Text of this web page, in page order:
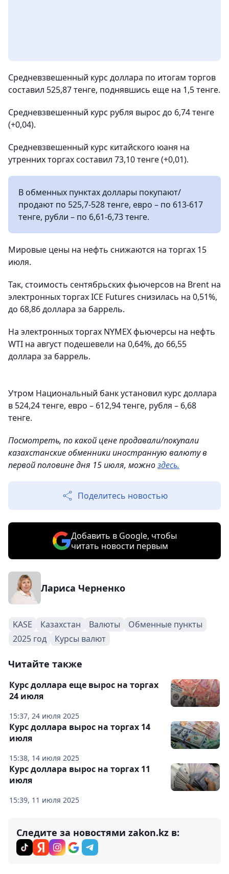
Средневзвешенный курс доллара по итогам торгов
составил 525,87 тенге, поднявшись еще на 1,5 тенге.
Средневзвешенный курс рубля вырос до 6,74 тенге
(+0,04).
Средневзвешенный курс китайского юаня на
утренних торгах составил 73,10 тенге (+0,01).
В обменных пунктах доллары покупают/
продают по 525,7-528 тенге, евро – по 613-617
тенге, рубли – по 6,61-6,73 тенге.
Мировые цены на нефть снижаются на торгах 15
июля.
Так, стоимость сентябрьских фьючерсов на Brent на
электронных торгах ICE Futures снизилась на 0,51%,
до 68,86 доллара за баррель.
На электронных торгах NYMEX фьючерсы на нефть
WTI на август подешевели на 0,64%, до 66,55
доллара за баррель.
Утром Национальный банк установил курс доллара
в 524,24 тенге, евро – 612,94 тенге, рубля – 6,68
тенге.
Посмотреть, по какой цене продавали/покупали
казахстанские обменники иностранную валюту в
первой половине дня 15 июля, можноздесь.
Поделитесь новостью
Добавить в Google, чтобы
читать новости первым
Лариса Черненко
KASE Казахстан Валюты
Обменные пункты
2025 год
Курсы валют
Читайте также
15:37, 24 июля 2025
Курс доллара еще вырос на торгах
24 июля
15:38, 14 июля 2025
Курс доллара вырос на торгах 14
июля
15:39, 11 июля 2025
Курс доллара вырос на торгах 11
июля
Следите за новостями zakon.kz в: